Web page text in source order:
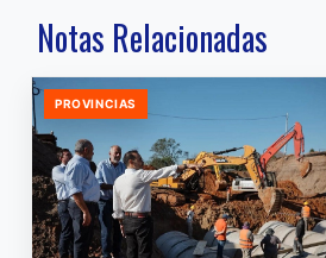
Notas Relacionadas
PROVINCIAS